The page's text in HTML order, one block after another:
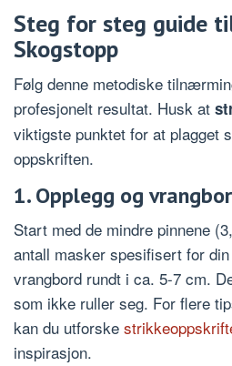
Steg for steg guide
Skogstopp
Følg denne metodiske
profesjonelt resultat. Husk at
viktigste punktet for at plagget
oppskriften.
1. Opplegg og
Start med de mindre pinnene
antall masker spesifisert for
vrangbord rundt i ca. 5-7 cm.
som ikke ruller seg. For flere
kan du utforske
inspirasjon.